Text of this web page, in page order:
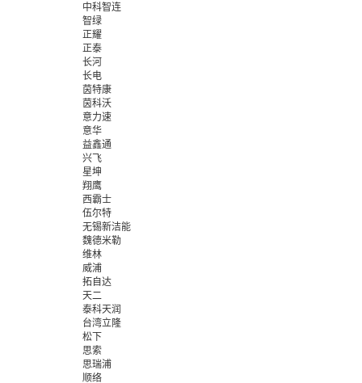
中科智连
智绿
正耀
正泰
长河
长电
茵特康
茵科沃
意力速
意华
益鑫通
兴飞
星坤
翔鹰
西霸士
伍尔特
无锡新洁能
魏德米勒
维林
威浦
拓自达
天二
泰科天润
台湾立隆
松下
思索
思瑞浦
顺络